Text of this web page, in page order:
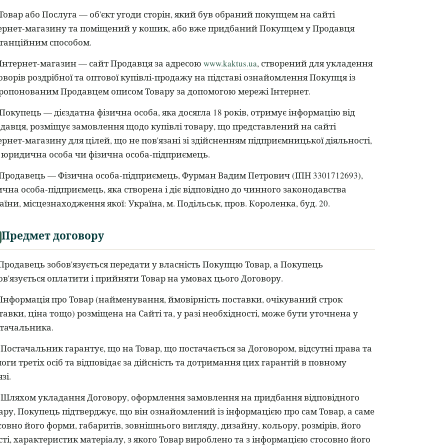
або Послуга — об'єкт угоди сторін, який був обраний покупцем на сайті
магазину та поміщений у кошик, або вже придбаний Покупцем у Продавця
способом.
магазин — сайт Продавця за адресою www.kaktus.ua, створений для укладення
роздрібної та оптової купівлі-продажу на підставі ознайомлення Покупця із
Продавцем описом Товару за допомогою мережі Інтернет.
— дієздатна фізична особа, яка досягла 18 років, отримує інформацію від
розміщує замовлення щодо купівлі товару, що представлений на сайті
магазину для цілей, що не пов'язані зі здійсненням підприємницької діяльності,
особа чи фізична особа-підприємець.
— Фізична особа-підприємець, Фурман Вадим Петрович (ІПН 3301712693),
особа-підприємець, яка створена і діє відповідно до чинного законодавства
місцезнаходження якої: Україна, м. Подільськ, пров. Короленка, буд. 20.
Предмет договору
зобов'язується передати у власність Покупцю Товар, а Покупець
оплатити і прийняти Товар на умовах цього Договору.
Інформація про Товар (найменування, ймовірність поставки, очікуваний строк
ціна тощо) розміщена на Сайті та, у разі необхідності, може бути уточнена у
Постачальник гарантує, що на Товар, що постачається за Договором, відсутні права та
третіх осіб та відповідає за дійсність та дотримання цих гарантій в повному
Шляхом укладання Договору, оформлення замовлення на придбання відповідного
Покупець підтверджує, що він ознайомлений із інформацією про сам Товар, а саме
його форми, габаритів, зовнішнього вигляду, дизайну, кольору, розмірів, його
характеристик матеріалу, з якого Товар вироблено та з інформацією стосовно його